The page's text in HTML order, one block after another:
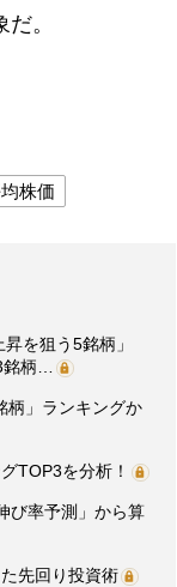
。
株価
を狙う5銘柄」
柄…
柄」ランキングか
TOP3を分析！
び率予測」から算
先回り投資術